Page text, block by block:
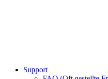
Support